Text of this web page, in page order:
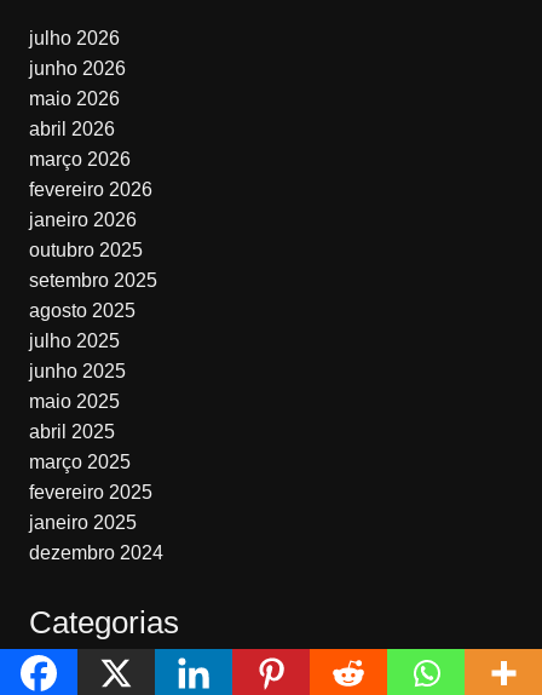
julho 2026
junho 2026
maio 2026
abril 2026
março 2026
fevereiro 2026
janeiro 2026
outubro 2025
setembro 2025
agosto 2025
julho 2025
junho 2025
maio 2025
abril 2025
março 2025
fevereiro 2025
janeiro 2025
dezembro 2024
Categorias
1º Trimestre